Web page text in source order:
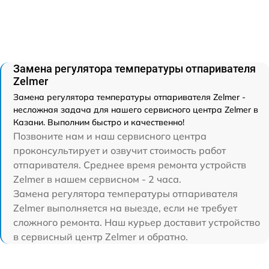
Замена регулятора температуры отпаривателя
Zelmer
Замена регулятора температуры отпаривателя Zelmer -
несложная задача для нашего сервисного центра Zelmer в
Казани. Выполним быстро и качественно!
Позвоните нам и наш сервисного центра
проконсультирует и озвучит стоимость работ
отпаривателя. Среднее время ремонта устройств
Zelmer в нашем сервисном - 2 часа.
Замена регулятора температуры отпаривателя
Zelmer выполняется на выезде, если не требует
сложного ремонта. Наш курьер доставит устройство
в сервисный центр Zelmer и обратно.